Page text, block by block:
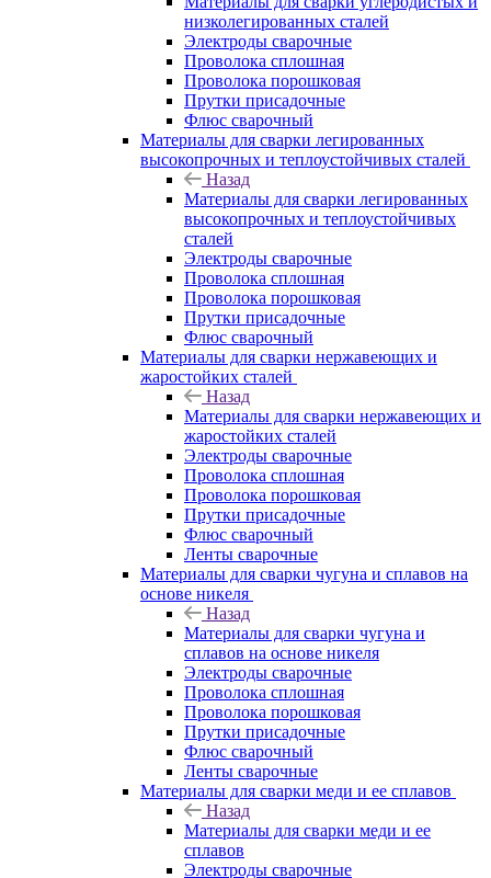
низколегированных сталей
Электроды сварочные
Проволока сплошная
Проволока порошковая
Прутки присадочные
Флюс сварочный
Материалы для сварки легированных
высокопрочных и теплоустойчивых сталей
Назад
Материалы для сварки легированных
высокопрочных и теплоустойчивых
сталей
Электроды сварочные
Проволока сплошная
Проволока порошковая
Прутки присадочные
Флюс сварочный
Материалы для сварки нержавеющих и
жаростойких сталей
Назад
Материалы для сварки нержавеющих и
жаростойких сталей
Электроды сварочные
Проволока сплошная
Проволока порошковая
Прутки присадочные
Флюс сварочный
Ленты сварочные
Материалы для сварки чугуна и сплавов на
основе никеля
Назад
Материалы для сварки чугуна и
сплавов на основе никеля
Электроды сварочные
Проволока сплошная
Проволока порошковая
Прутки присадочные
Флюс сварочный
Ленты сварочные
Материалы для сварки меди и ее сплавов
Назад
Материалы для сварки меди и ее
сплавов
Электроды сварочные